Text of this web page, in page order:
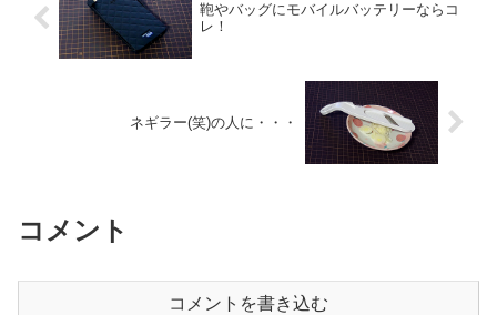
鞄やバッグにモバイルバッテリーならコ
レ！
ネギラー(笑)の人に・・・
コメント
コメントを書き込む